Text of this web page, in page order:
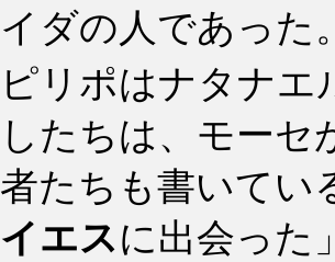
イダの人であった
ピリポはナタナエ
したちは、モーセ
者たちも書いてい
イエスに出会った